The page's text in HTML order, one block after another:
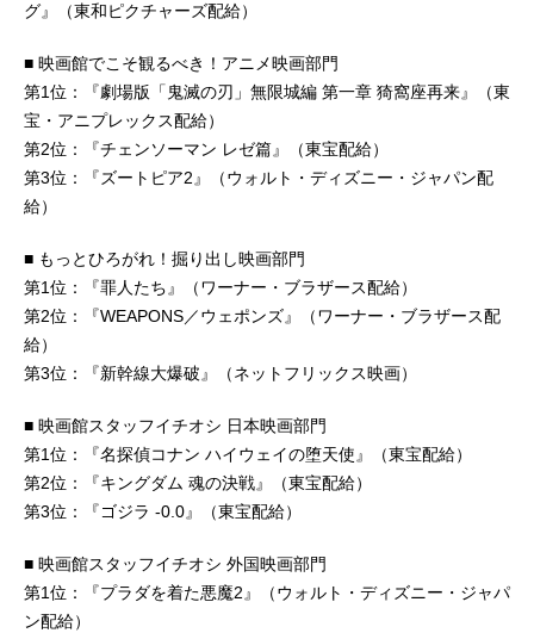
グ』（東和ピクチャーズ配給）
■ 映画館でこそ観るべき！アニメ映画部門
第1位：『劇場版「鬼滅の刃」無限城編 第一章 猗窩座再来』（東
宝・アニプレックス配給）
第2位：『チェンソーマン レゼ篇』（東宝配給）
第3位：『ズートピア2』（ウォルト・ディズニー・ジャパン配
給）
■ もっとひろがれ！掘り出し映画部門
第1位：『罪人たち』（ワーナー・ブラザース配給）
第2位：『WEAPONS／ウェポンズ』（ワーナー・ブラザース配
給）
第3位：『新幹線大爆破』（ネットフリックス映画）
■ 映画館スタッフイチオシ 日本映画部門
第1位：『名探偵コナン ハイウェイの堕天使』（東宝配給）
第2位：『キングダム 魂の決戦』（東宝配給）
第3位：『ゴジラ -0.0』（東宝配給）
■ 映画館スタッフイチオシ 外国映画部門
第1位：『プラダを着た悪魔2』（ウォルト・ディズニー・ジャパ
ン配給）